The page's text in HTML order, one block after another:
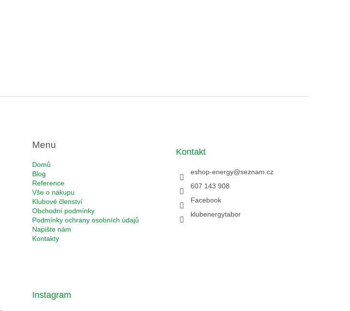
Menu
Domů
Blog
Reference
Vše o nákupu
Klubové členství
Obchodní podmínky
Podmínky ochrany osobních údajů
Napište nám
Kontakty
Kontakt
eshop-energy@seznam.cz
607 143 908
Facebook
klubenergytabor
Instagram